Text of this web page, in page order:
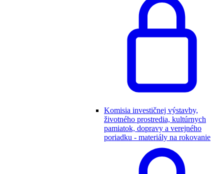
Komisia investičnej výstavby,
životného prostredia, kultúrnych
pamiatok, dopravy a verejného
poriadku - materiály na rokovanie